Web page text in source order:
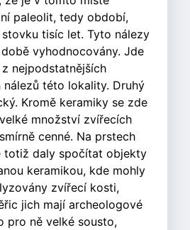
paleolit, tedy období,
tisíc let. Tyto nálezy
vyhodnocovány. Jde
nejpodstatnějších
této lokality. Druhý
Kromě keramiky se zde
množství zvířecích
cenné. Na prstech
totiž daly spočítat objekty
keramikou, kde mohly
zvířecí kosti,
jich mají archeologové
pro ně velké sousto,